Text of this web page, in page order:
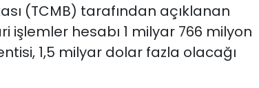
(TCMB) tarafından açıklanan
işlemler hesabı 1 milyar 766 milyon
1,5 milyar dolar fazla olacağı